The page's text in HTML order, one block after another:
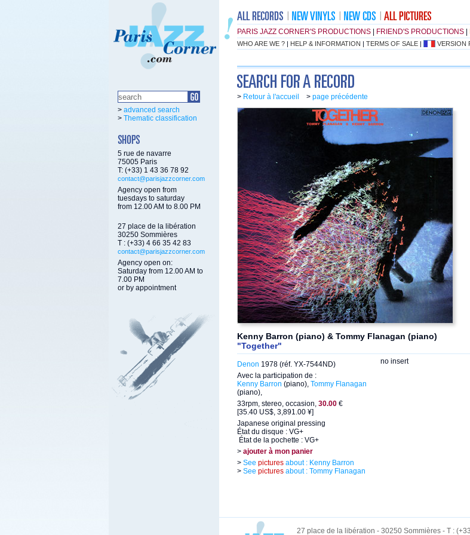
PARIS JAZZ CORNER'S PRODUCTIONS FRIEND'S PRODUCTIONS
WHO ARE WE ? | HELP & INFORMATION | TERMS OF SALE | VERSION
> advanced search
> Thematic classification
5 rue de navarre
75005 Paris
T: (+33) 1 43 36 78 92
contact@parisjazzcorner.com
Agency open from
tuesdays to saturday
from 12.00 AM to 8.00 PM
27 place de la libération
30250 Sommières
T : (+33) 4 66 35 42 83
contact@parisjazzcorner.com
Agency open on:
Saturday from 12.00 AM to
7.00 PM
or by appointment
> Retour à l'accueil > page précédente
Kenny Barron (piano) & Tommy Flanagan (piano)
"Together"
Denon 1978 (réf. YX-7544ND)
Avec la participation de :
Kenny Barron (piano), Tommy Flanagan
(piano),
33rpm, stereo, occasion, 30.00 €
[35.40 US$, 3,891.00 ¥]
Japanese original pressing
État du disque : VG+
État de la pochette : VG+
> ajouter à mon panier
> See pictures about : Kenny Barron
> See pictures about : Tommy Flanagan
no insert
27 place de la libération - 30250 Sommières - T :